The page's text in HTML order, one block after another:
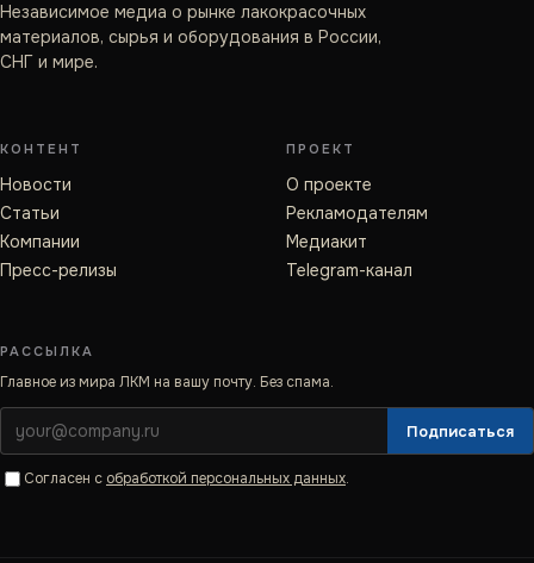
Независимое медиа о рынке лакокрасочных
материалов, сырья и оборудования в России,
СНГ и мире.
КОНТЕНТ
Новости
Статьи
Компании
Пресс-релизы
ПРОЕКТ
О проекте
Рекламодателям
Медиакит
Telegram-канал
РАССЫЛКА
Главное из мира ЛКМ на вашу почту. Без спама.
Подписаться
Согласен с обработкой персональных данных.